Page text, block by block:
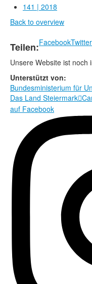
Mediadaten
Bibliothek
Camera Austria Preis
Fotoarchiv Pierre
Rechtliche
141 | 2018
Back to overview
Teilen:FacebookTwitter
Unsere Website ist noch
Unterstützt von:
Bundesministerium für
Das Land Steiermark
auf Facebook